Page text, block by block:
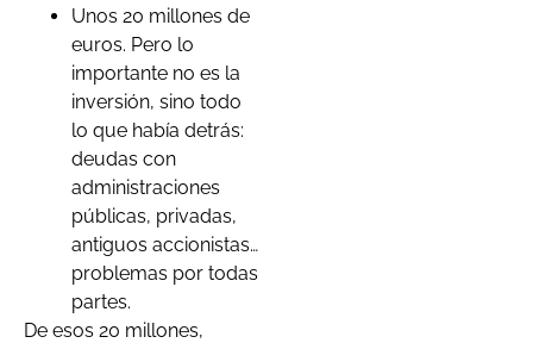
Unos 20 millones de
euros. Pero lo
importante no es la
inversión, sino todo
lo que había detrás:
deudas con
administraciones
públicas, privadas,
antiguos accionistas…
problemas por todas
partes.
De esos 20 millones,